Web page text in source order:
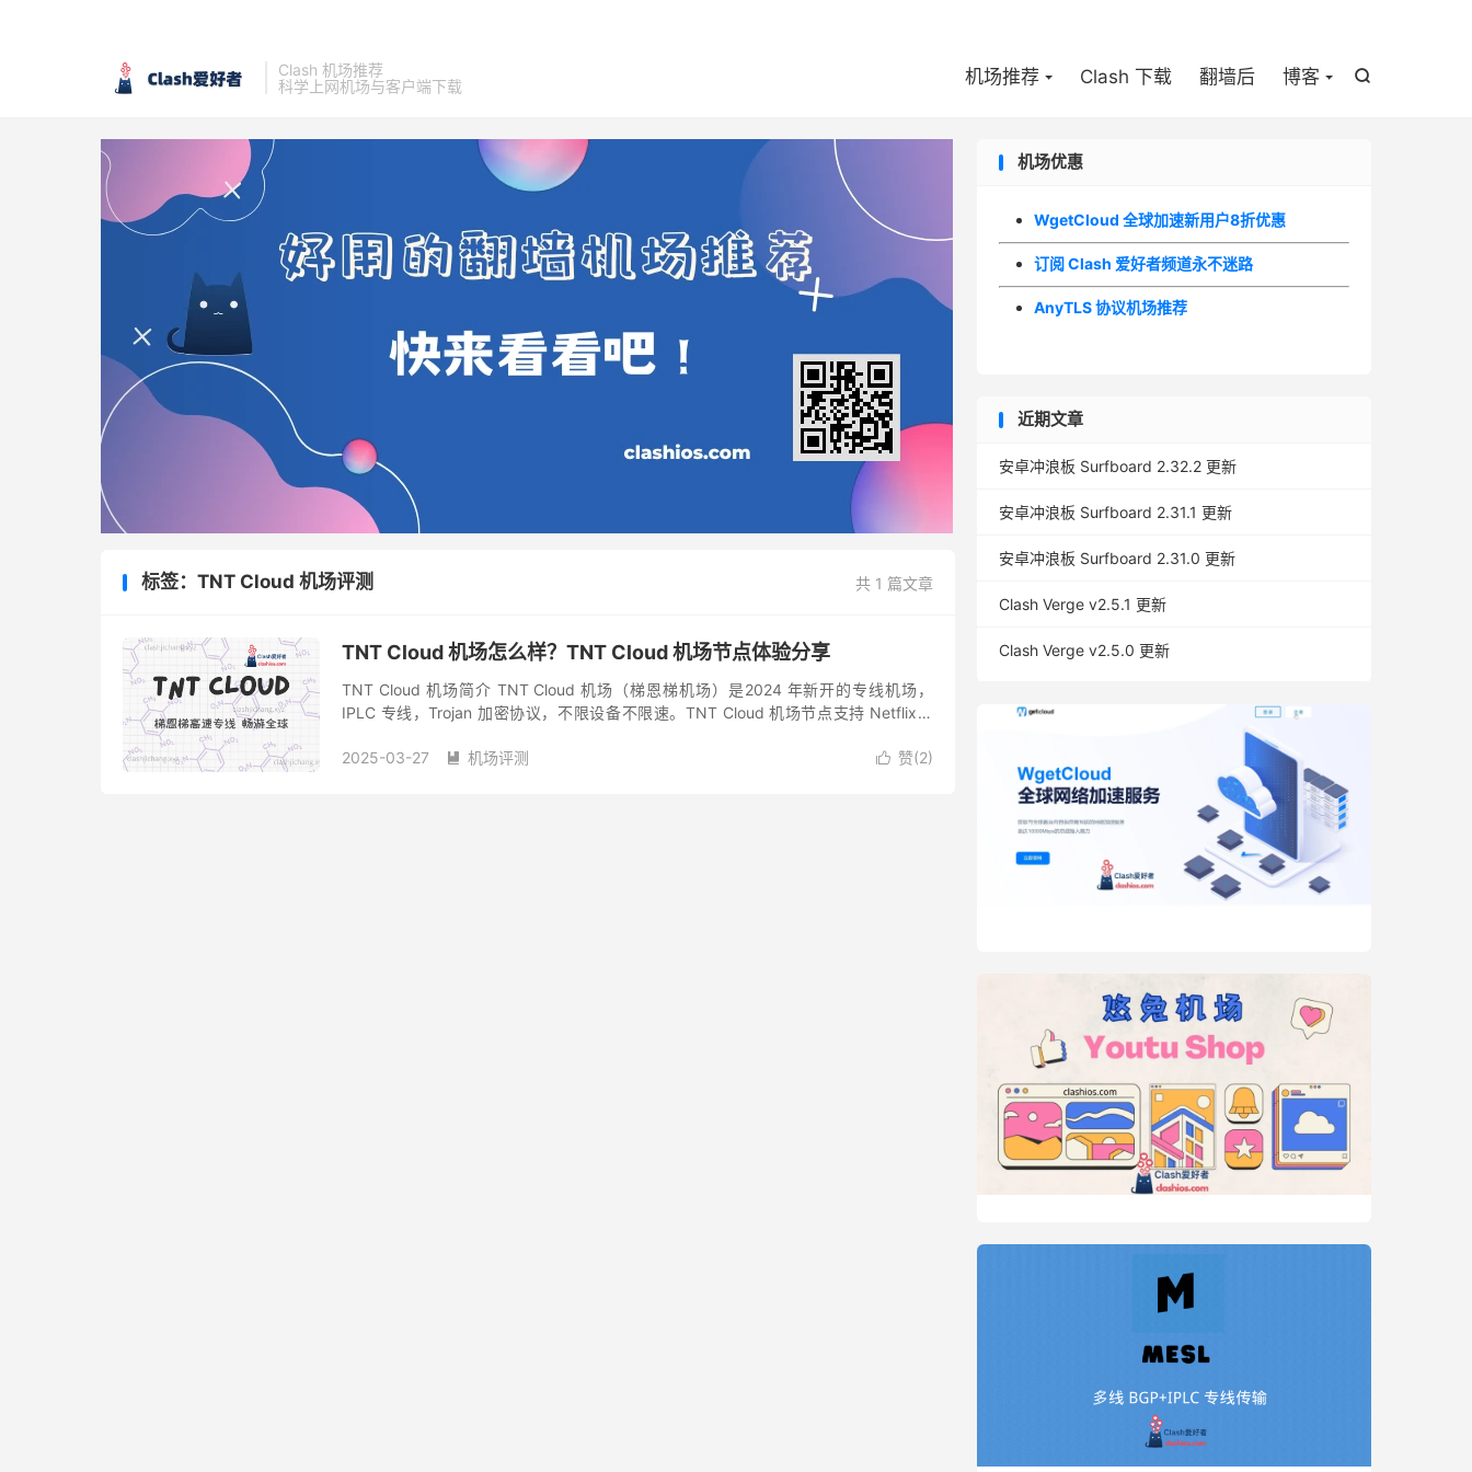
Clash 机场推荐
科学上网机场与客户端下载

机场推荐 Clash 下载 翻墙后 博客
共 1 篇文章
标签：TNT Cloud 机场评测
TNT Cloud 机场怎么样？TNT Cloud 机场节点体验分享
TNT Cloud 机场简介 TNT Cloud 机场（梯恩梯机场）是2024 年新开的专线机场，
IPLC 专线，Trojan 加密协议，不限设备不限速。TNT Cloud 机场节点支持 Netflix、
 赞(2)
2025-03-27  机场评测
机场优惠
WgetCloud 全球加速新用户8折优惠
订阅 Clash 爱好者频道永不迷路
AnyTLS 协议机场推荐
近期文章
安卓冲浪板 Surfboard 2.32.2 更新
安卓冲浪板 Surfboard 2.31.1 更新
安卓冲浪板 Surfboard 2.31.0 更新
Clash Verge v2.5.1 更新
Clash Verge v2.5.0 更新